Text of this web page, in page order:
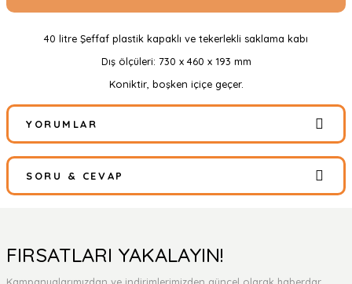
40 litre Şeffaf plastik kapaklı ve tekerlekli saklama kabı
Dış ölçüleri: 730 x 460 x 193 mm
Koniktir, boşken içiçe geçer.
YORUMLAR
Bu ürüne ilk yorumu siz yapın!
SORU & CEVAP
Ürün hakkında henüz soru sorulmamış.
FIRSATLARI YAKALAYIN!